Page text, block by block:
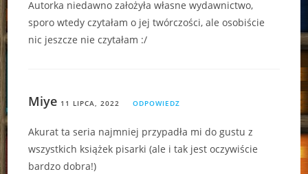
Autorka niedawno założyła własne wydawnictwo,
sporo wtedy czytałam o jej twórczości, ale osobiście
nic jeszcze nie czytałam :/
Miye 11 LIPCA, 2022 ODPOWIEDZ
Akurat ta seria najmniej przypadła mi do gustu z
wszystkich książek pisarki (ale i tak jest oczywiście
bardzo dobra!)